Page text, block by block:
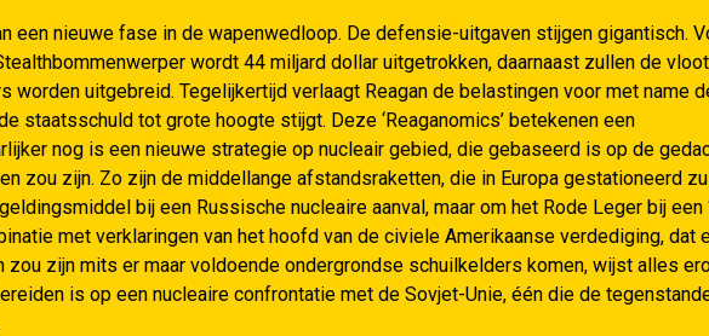
een nieuwe fase in de wapenwedloop. De defensie-uitgaven stijgen gigantisch.
wordt 44 miljard dollar uitgetrokken, daarnaast zullen de
worden uitgebreid. Tegelijkertijd verlaagt Reagan de belastingen voor met name
staatsschuld tot grote hoogte stijgt. Deze ‘Reaganomics’ betekenen een
nog is een nieuwe strategie op nucleair gebied, die gebaseerd is op de
zou zijn. Zo zijn de middellange afstandsraketten, die in Europa gestationeerd
bij een Russische nucleaire aanval, maar om het Rode Leger bij een
met verklaringen van het hoofd van de civiele Amerikaanse verdediging, dat
zou zijn mits er maar voldoende ondergrondse schuilkelders komen, wijst alles
is op een nucleaire confrontatie met de Sovjet-Unie, één die de